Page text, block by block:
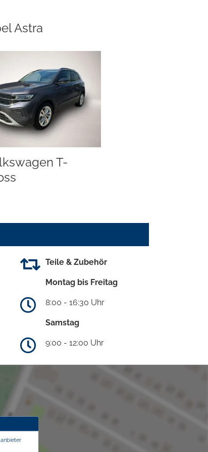
Astra
T-
Teile & Zubehör
Montag bis Freitag
8:00 - 16:30 Uhr
Samstag
9:00 - 12:00 Uhr